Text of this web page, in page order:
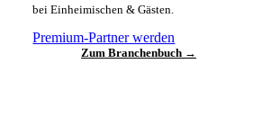
bei Einheimischen & Gästen.
Premium-Partner werden
Zum Branchenbuch →